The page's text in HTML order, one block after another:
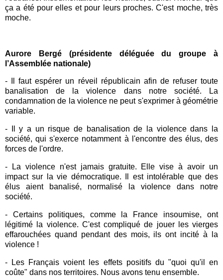
ça a été pour elles et pour leurs proches. C'est moche, très
moche.
Aurore Bergé (présidente déléguée du groupe à
l’Assemblée nationale)
- Il faut espérer un réveil républicain afin de refuser toute
banalisation de la violence dans notre société. La
condamnation de la violence ne peut s'exprimer à géométrie
variable.
- Il y a un risque de banalisation de la violence dans la
société, qui s'exerce notamment à l'encontre des élus, des
forces de l'ordre.
- La violence n'est jamais gratuite. Elle vise à avoir un
impact sur la vie démocratique. Il est intolérable que des
élus aient banalisé, normalisé la violence dans notre
société.
- Certains politiques, comme la France insoumise, ont
légitimé la violence. C'est compliqué de jouer les vierges
effarouchées quand pendant des mois, ils ont incité à la
violence !
- Les Français voient les effets positifs du "quoi qu'il en
coûte" dans nos territoires. Nous avons tenu ensemble.